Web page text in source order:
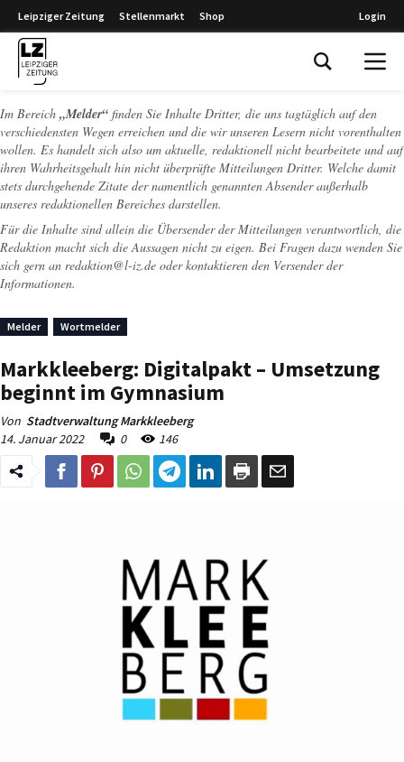
Leipziger Zeitung Stellenmarkt Shop Login
Im Bereich „Melder“ finden Sie Inhalte Dritter, die uns tagtäglich auf den
verschiedensten Wegen erreichen und die wir unseren Lesern nicht vorenthalten
wollen. Es handelt sich also um aktuelle, redaktionell nicht bearbeitete und auf
ihren Wahrheitsgehalt hin nicht überprüfte Mitteilungen Dritter. Welche damit
stets durchgehende Zitate der namentlich genannten Absender außerhalb
unseres redaktionellen Bereiches darstellen.
Für die Inhalte sind allein die Übersender der Mitteilungen verantwortlich, die
Redaktion macht sich die Aussagen nicht zu eigen. Bei Fragen dazu wenden Sie
sich gern an redaktion@l-iz.de oder kontaktieren den Versender der
Informationen.
Melder Wortmelder
Markkleeberg: Digitalpakt – Umsetzung
beginnt im Gymnasium
Von Stadtverwaltung Markkleeberg
14. Januar 2022
0 146